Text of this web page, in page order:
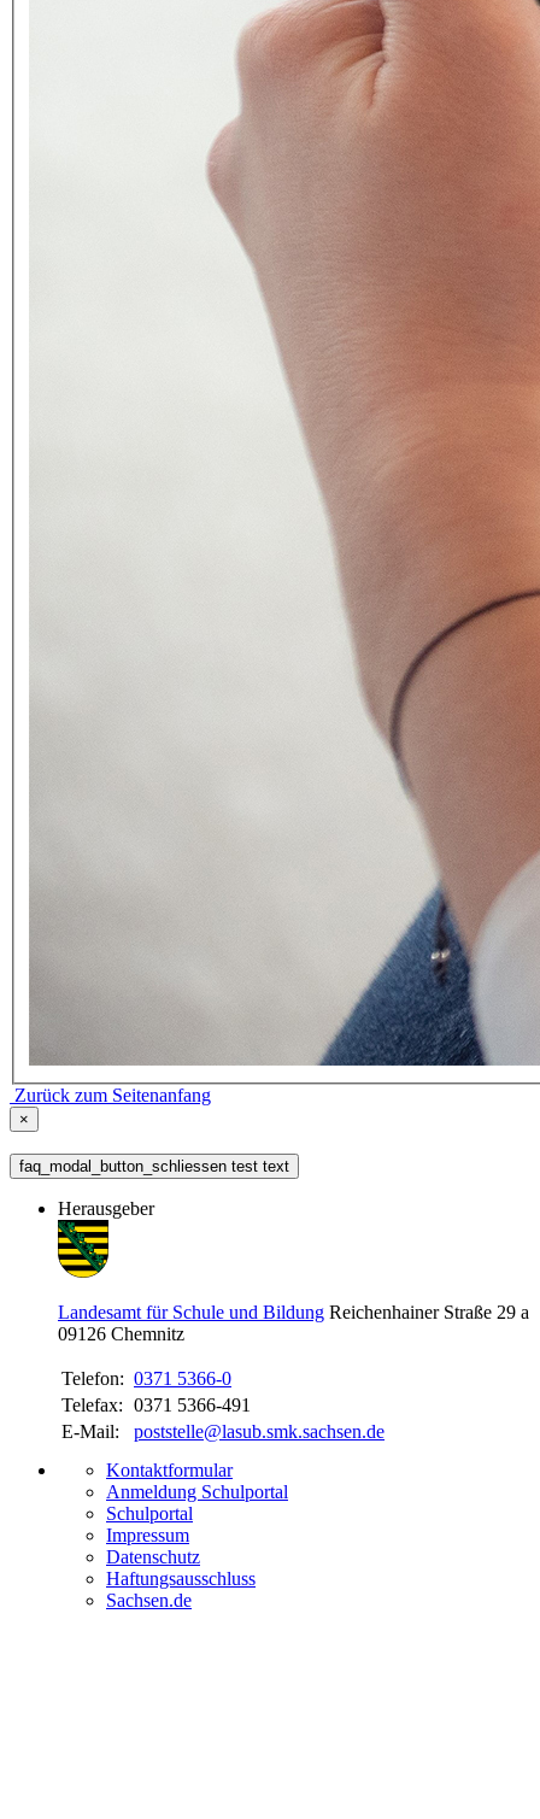
Zurück zum Seitenanfang
×
faq_modal_button_schliessen test text
Herausgeber
Landesamt für Schule und Bildung Reichenhainer Straße 29 a
09126 Chemnitz
Telefon: 0371 5366-0
Telefax: 0371 5366-491
E-Mail:
poststelle@lasub.smk.sachsen.de
Kontaktformular
Anmeldung Schulportal
Schulportal
Impressum
Datenschutz
Haftungsausschluss
Sachsen.de